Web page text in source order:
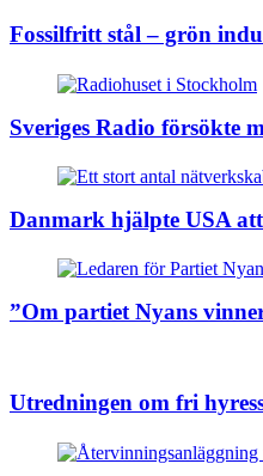
Fossilfritt stål – grön
Sveriges Radio försökte
Danmark hjälpte USA
”Om partiet Nyans
Utredningen om fri